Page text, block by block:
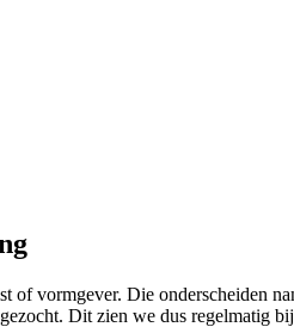
vormgever. Die onderscheiden
Dit zien we dus regelmatig